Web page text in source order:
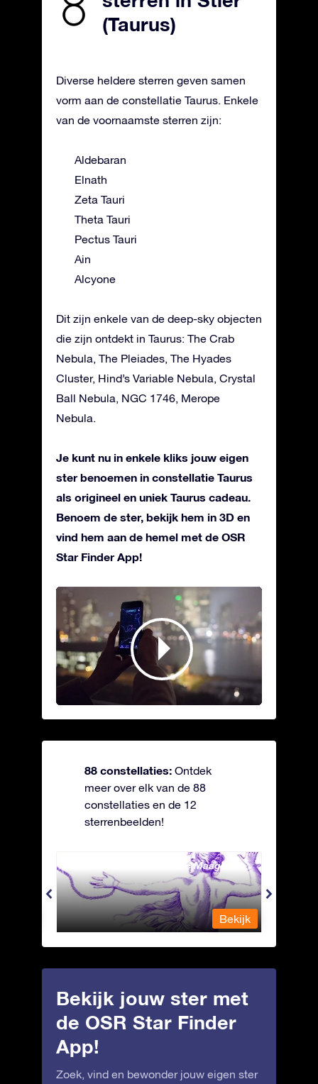
(Taurus)
Diverse heldere sterren geven samen
vorm aan de constellatie Taurus. Enkele
van de voornaamste sterren zijn:
Aldebaran
Elnath
Zeta Tauri
Theta Tauri
Pectus Tauri
Ain
Alcyone
Dit zijn enkele van de deep-sky objecten
die zijn ontdekt in Taurus: The Crab
Nebula, The Pleiades, The Hyades
Cluster, Hind’s Variable Nebula, Crystal
Ball Nebula, NGC 1746, Merope
Nebula.
Je kunt nu in enkele kliks jouw eigen
ster benoemen in constellatie Taurus
als origineel en uniek Taurus cadeau.
Benoem de ster, bekijk hem in 3D en
vind hem aan de hemel met de OSR
Star Finder App!
88 constellaties: Ontdek
meer over elk van de 88
constellaties en de 12
sterrenbeelden!
Andromeda - Geketende Maagd
Bekijk
Bekijk jouw ster met
de OSR Star Finder
App!
Zoek, vind en bewonder jouw eigen ster